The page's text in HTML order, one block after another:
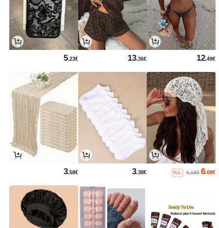
12.49€
13.36€
5.23€
6.08€
6.18€
%1-
3.38€
3.58€